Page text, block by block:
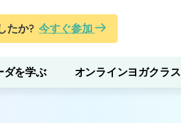
たか? 今すぐ参加
ダを学ぶ オンラインヨガクラス